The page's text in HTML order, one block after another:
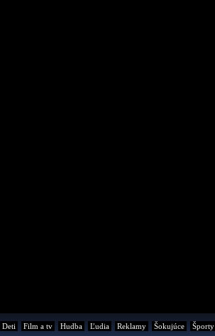
Deti Film a tv Hudba Ľudia Reklamy Šokujúce Športy